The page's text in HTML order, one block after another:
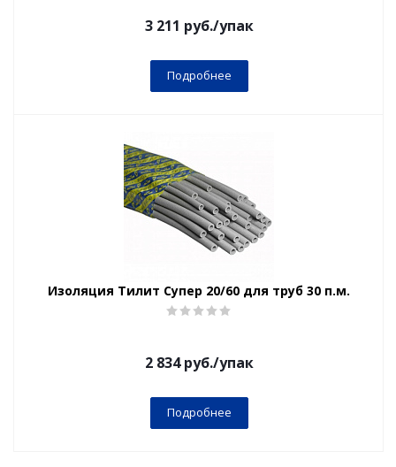
3 211 руб./упак
Подробнее
Изоляция Тилит Супер 20/60 для труб 30 п.м.
2 834руб./упак
Подробнее